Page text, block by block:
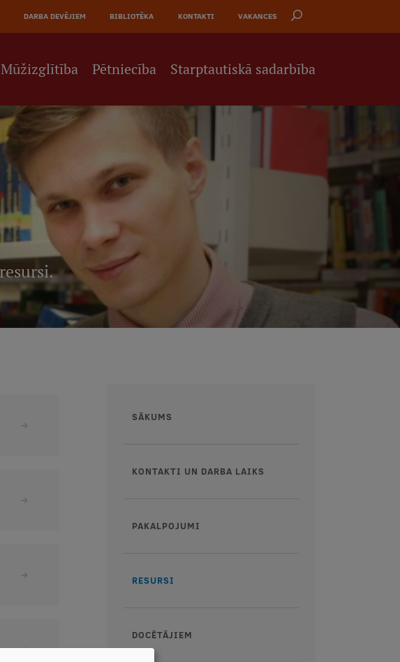
DARBA DEVĒJIEM BIBLIOTĒKA KONTAKTI VAKANCES
Mūžizglītība Pētniecība Starptautiskā sadarbība
Augšējā
SĀKUMS
KONTAKTI UN DARBA LAIKS
PAKALPOJUMI
RESURSI
DOCĒTĀJIEM